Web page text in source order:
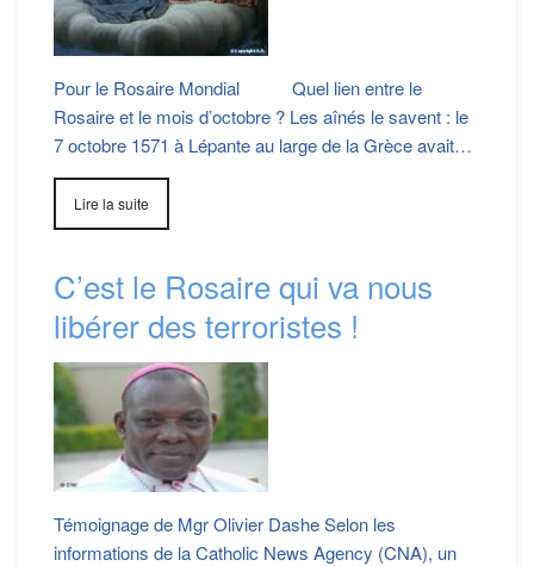
Pour le Rosaire Mondial Quel lien entre le
Rosaire et le mois d’octobre ? Les aînés le savent : le
7 octobre 1571 à Lépante au large de la Grèce avait…
Lire la suite
C’est le Rosaire qui va nous
libérer des terroristes !
Témoignage de Mgr Olivier Dashe Selon les
informations de la Catholic News Agency (CNA), un